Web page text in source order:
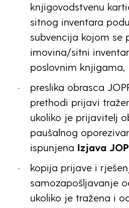
knjigovodstvenu
sitnog inventara
subvencija kojom se
imovina/sitni
poslovnim knjigama,
preslika obrasca
prethodi prijavi
ukoliko je prijavitelj
paušalnog
ispunjena Izjava
kopija prijave i
samozapošljavanje
ukoliko je tražena i